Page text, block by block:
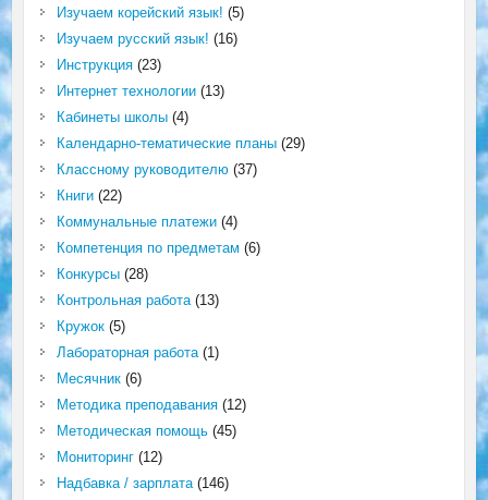
Изучаем корейский язык! (5)
Изучаем русский язык! (16)
Инструкция(23)
Интернет технологии(13)
Кабинеты школы(4)
Календарно-тематические планы(29)
Классному руководителю(37)
Книги(22)
Коммунальные платежи(4)
Компетенция по предметам (6)
Конкурсы(28)
Контрольная работа(13)
Кружок(5)
Лабораторная работа(1)
Месячник(6)
Методика преподавания(12)
Методическая помощь(45)
Мониторинг(12)
Надбавка / зарплата(146)